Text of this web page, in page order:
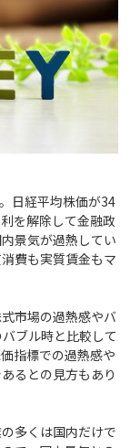
日経平均株価が34
を解除して金融政
景気が過熱してい
費も実質賃金もマ
市場の過熱感やバ
ブル時と比較して
指標での過熱感や
るとの見方もあり
多くは国内だけで